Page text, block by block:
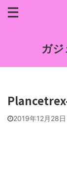
ガ
2019年12月28日